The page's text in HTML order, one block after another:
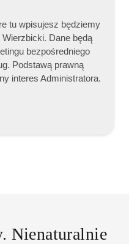
tu wpisujesz będziemy
Dane będą
bezpośredniego
Podstawą prawną
interes Administratora.
Nienaturalnie